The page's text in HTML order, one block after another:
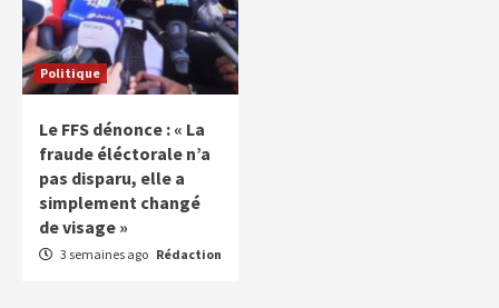
Politique
Le FFS dénonce : « La
fraude éléctorale n’a
pas disparu, elle a
simplement changé
de visage »
3 semaines ago Rédaction